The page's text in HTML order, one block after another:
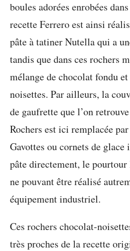
boules adorées enrobées
recette Ferrero est ainsi
pâte à tatiner Nutella qui a
tandis que dans ces rochers
mélange de chocolat fondu
noisettes. Par ailleurs, la
de gaufrette que l’on
Rochers est ici remplacée
Gavottes ou cornets de glace
pâte directement, le pourtour
ne pouvant être réalisé
équipement industriel.
Ces rochers chocolat-
très proches de la recette